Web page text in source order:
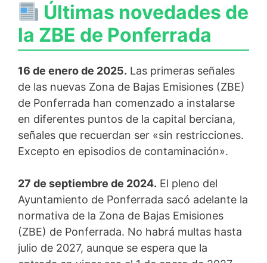
Últimas novedades de
la ZBE de Ponferrada
16 de enero de 2025. Las primeras señales
de las nuevas Zona de Bajas Emisiones (ZBE)
de Ponferrada han comenzado a instalarse
en diferentes puntos de la capital berciana,
señales que recuerdan ser «sin restricciones.
Excepto en episodios de contaminación».
27 de septiembre de 2024. El pleno del
Ayuntamiento de Ponferrada sacó adelante la
normativa de la Zona de Bajas Emisiones
(ZBE) de Ponferrada. No habrá multas hasta
julio de 2027, aunque se espera que la